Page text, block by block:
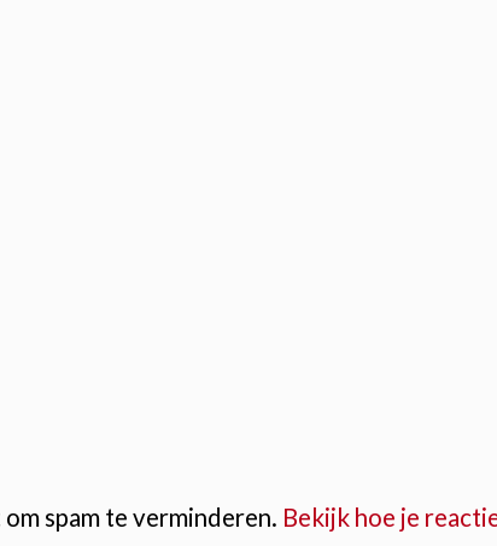
spam te verminderen. Bekijk hoe je